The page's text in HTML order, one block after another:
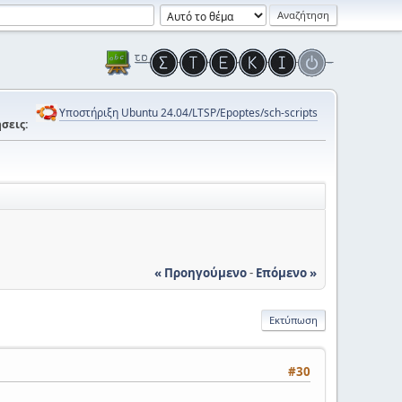
Υποστήριξη Ubuntu 24.04/LTSP/Epoptes/sch-scripts
« Προηγούμενο- Επόμενο »
Εκτύπωση
#30